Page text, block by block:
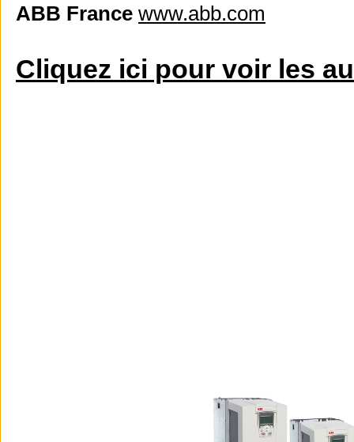
ABB France www.abb.com
Cliquez ici pour voir les